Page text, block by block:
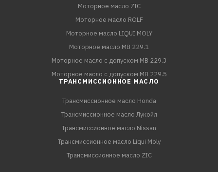
Моторное масло ZIC
Моторное масло ROLF
Моторное масло LIQUI MOLY
Моторное масло MB 229.1
Моторное масло с допуском MB 229.3
Моторное масло с допуском MB 229.5
ТРАНСМИССИОННОЕ МАСЛО
Трансмиссионное масло Honda
Трансмиссионное масло Лукойл
Трансмиссионное масло Nissan
Трансмиссионное масло Liqui Moly
Трансмиссионное масло ZIC